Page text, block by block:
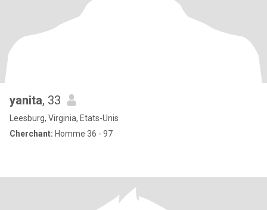
yanita, 33
Leesburg, Virginia, Etats-Unis
Cherchant: Homme 36 - 97